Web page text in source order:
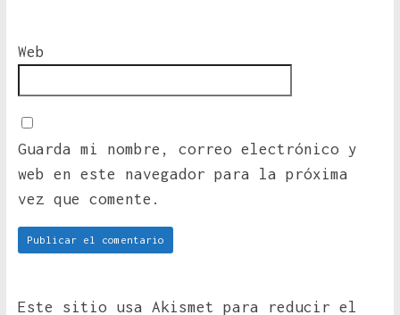
Web
Guarda mi nombre, correo electrónico y
web en este navegador para la próxima
vez que comente.
Este sitio usa Akismet para reducir el